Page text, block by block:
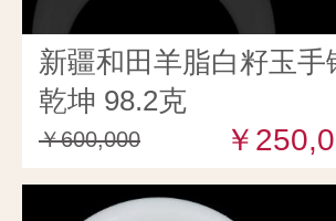
新疆和田羊脂白籽玉手
乾坤 98.2克
￥600,000 ￥